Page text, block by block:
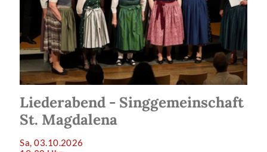
Liederabend - Singgemeinschaft
St. Magdalena
Sa, 03.10.2026